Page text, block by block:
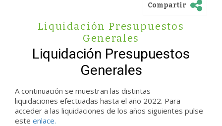
Compartir
Liquidación Presupuestos
Generales
Liquidación Presupuestos
Generales
A continuación se muestran las distintas
liquidaciones efectuadas hasta el año 2022. Para
acceder a las liquidaciones de los años siguientes pulse
este enlace.